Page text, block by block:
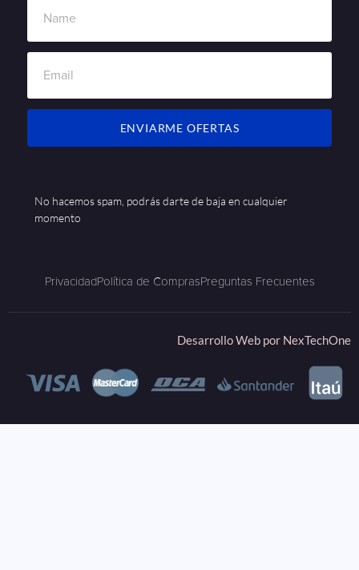
ENVIARME OFERTAS
No hacemos spam, podrás darte de baja en cualquier
momento
PrivacidadPolítica de ComprasPreguntas Frecuentes
Desarrollo Web por NexTechOne